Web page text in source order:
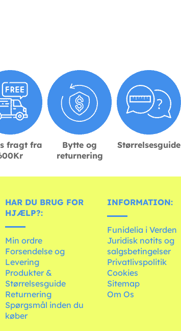
fragt fra
Bytte og
returnering
Størrelsesguide
HAR DU BRUG FOR
HJÆLP?:
Min ordre
Forsendelse og
Levering
Produkter &
Størrelsesguide
Returnering
Spørgsmål inden du
køber
INFORMATION:
Funidelia i Verden
Juridisk notits og
salgsbetingelser
Privatlivspolitik
Cookies
Sitemap
Om Os